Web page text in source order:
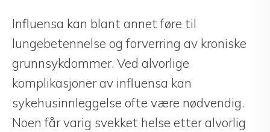
Influensa kan blant annet føre til
lungebetennelse og forverring av kroniske
grunnsykdommer. Ved alvorlige
komplikasjoner av influensa kan
sykehusinnleggelse ofte være nødvendig.
Noen får varig svekket helse etter alvorlig